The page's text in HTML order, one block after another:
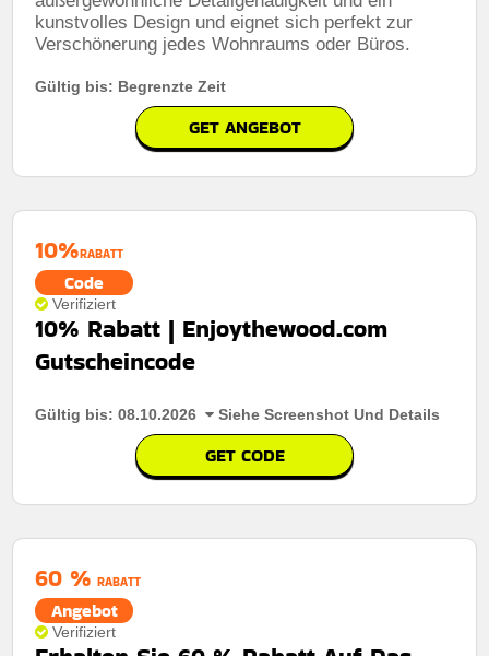
kunstvolles Design und eignet sich perfekt zur
Verschönerung jedes Wohnraums oder Büros.
Gültig bis: Begrenzte Zeit
GET ANGEBOT
10%RABATT
Code
Verifiziert
10% Rabatt | Enjoythewood.com
Gutscheincode
Gültig bis: 08.10.2026 Siehe Screenshot Und Details
GET CODE
60 % RABATT
Angebot
Verifiziert